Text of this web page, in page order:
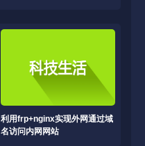
利用frp+nginx实现外网通过域
名访问内网网站